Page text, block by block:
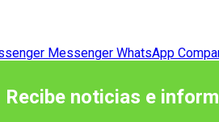
Messenger WhatsApp
Recibe noticias e